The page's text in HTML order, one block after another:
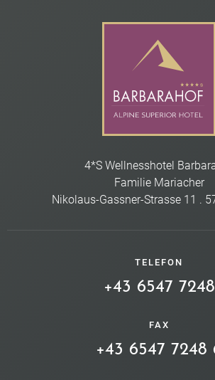
4*S Wellnesshotel
Familie Mariacher
Nikolaus-Gassner-Strasse 11 .
TELEFON
+43 6547 7248
FAX
+43 6547 7248